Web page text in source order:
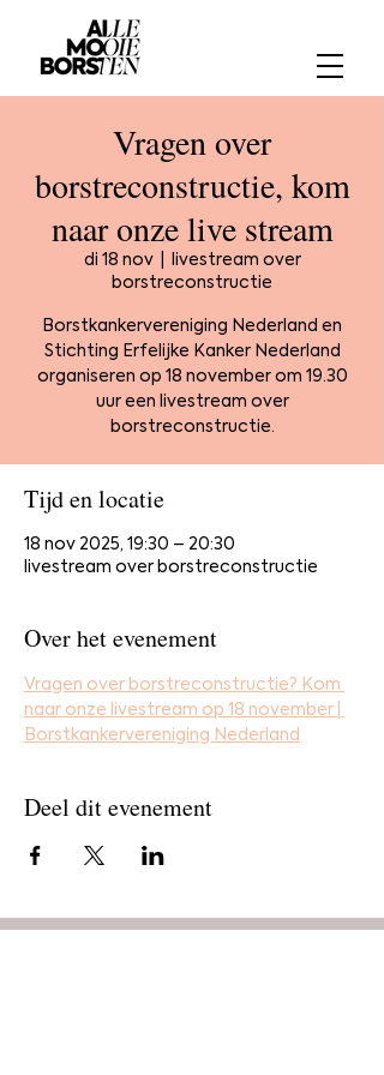
Vragen over
borstreconstructie, kom
naar onze live stream
di 18 nov
  |
livestream over
borstreconstructie
Borstkankervereniging Nederland en
Stichting Erfelijke Kanker Nederland
organiseren op 18 november om 19.30
uur een livestream over
borstreconstructie.
Tijd en locatie
18 nov 2025, 19:30 – 20:30
livestream over borstreconstructie
Over het evenement
Vragen over borstreconstructie? Kom
naar onze livestream op 18 november |
Borstkankervereniging Nederland
Deel dit evenement